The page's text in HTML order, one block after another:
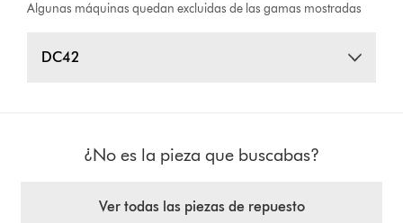
Algunas máquinas quedan excluidas de las gamas mostradas
DC42
¿No es la pieza que buscabas?
Ver todas las piezas de repuesto